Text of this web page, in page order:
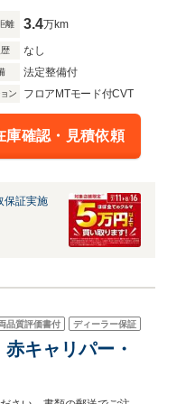
離 3.4万km
なし
法定整備付
ン フロアMTモード付CVT
庫確認・見積依頼
保証実施
品質評価書付 ディーラー保証
キャリパー・